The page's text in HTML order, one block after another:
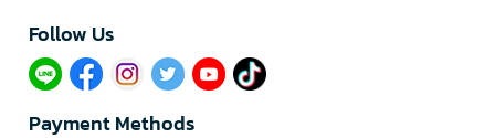
Follow Us​
Payment Methods